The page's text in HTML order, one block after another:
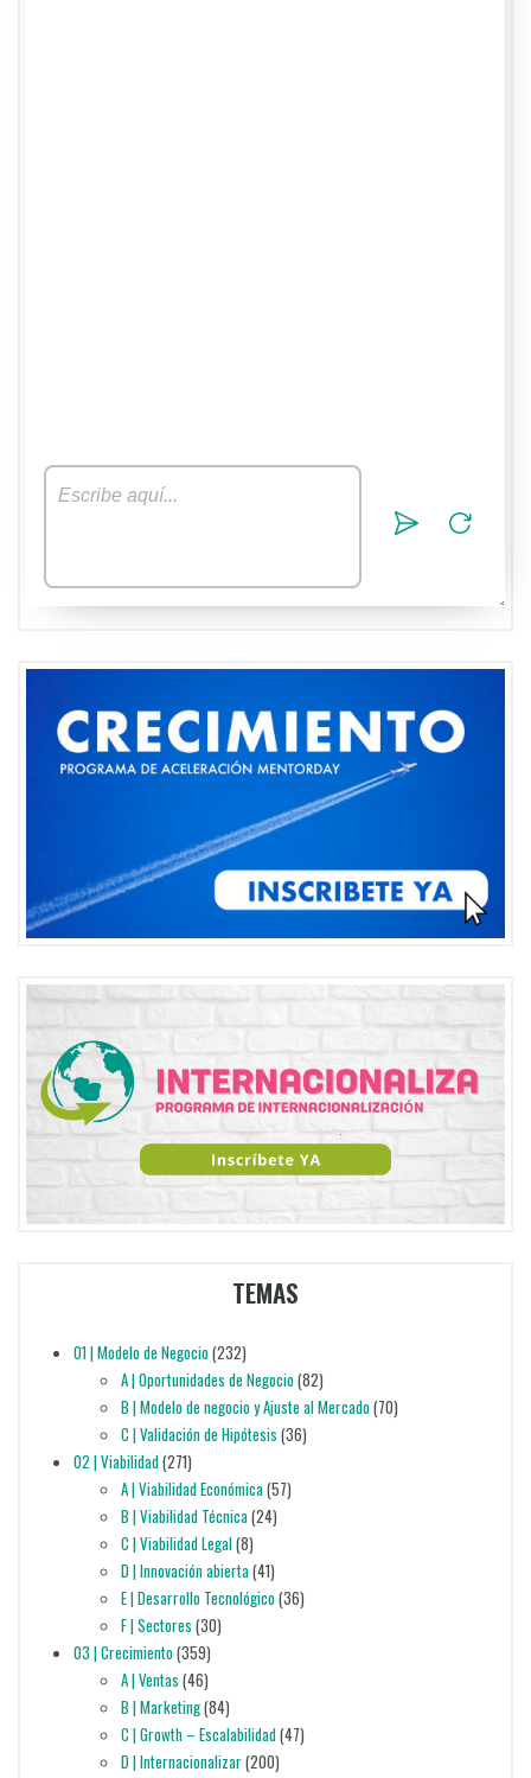
TEMAS
01 | Modelo de Negocio(232)
A | Oportunidades de Negocio(82)
B | Modelo de negocio y Ajuste al Mercado(70)
C | Validación de Hipótesis (36)
02 | Viabilidad(271)
A | Viabilidad Económica(57)
B | Viabilidad Técnica(24)
C | Viabilidad Legal(8)
D | Innovación abierta(41)
E | Desarrollo Tecnológico(36)
F | Sectores (30)
03 | Crecimiento(359)
A | Ventas (46)
B | Marketing(84)
C | Growth – Escalabilidad(47)
D | Internacionalizar(200)